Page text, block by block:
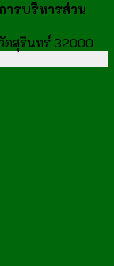
ารบริหารส่วน
ดสุรินทร์ 32000